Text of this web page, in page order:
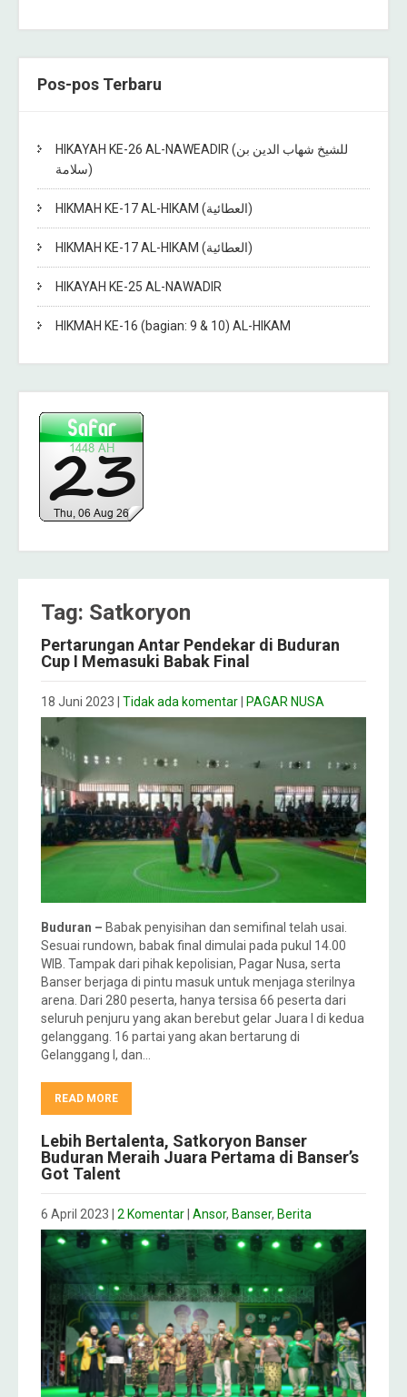
Pos-pos Terbaru
HIKAYAH KE-26 AL-NAWEADIR (للشيخ شهاب الدين بن
سلامة)
HIKMAH KE-17 AL-HIKAM (العطائية)
HIKMAH KE-17 AL-HIKAM (العطائية)
HIKAYAH KE-25 AL-NAWADIR
HIKMAH KE-16 (bagian: 9 & 10) AL-HIKAM
Tag: Satkoryon
Pertarungan Antar Pendekar di Buduran
Cup I Memasuki Babak Final
18 Juni 2023 Tidak ada komentar PAGAR NUSA
Buduran – Babak penyisihan dan semifinal telah usai.
Sesuai rundown, babak final dimulai pada pukul 14.00
WIB. Tampak dari pihak kepolisian, Pagar Nusa, serta
Banser berjaga di pintu masuk untuk menjaga sterilnya
arena. Dari 280 peserta, hanya tersisa 66 peserta dari
seluruh penjuru yang akan berebut gelar Juara I di kedua
gelanggang. 16 partai yang akan bertarung di
Gelanggang I, dan…
READ MORE
Lebih Bertalenta, Satkoryon Banser
Buduran Meraih Juara Pertama di Banser’s
Got Talent
6 April 2023 2 Komentar Ansor, Banser, Berita